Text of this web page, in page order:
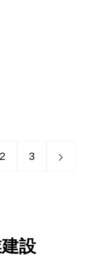
2 3
設